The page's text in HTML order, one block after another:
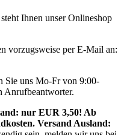
Ihnen unser Onlineshop
vorzugsweise per E-Mail an:
Sie uns Mo-Fr von 9:00-
Anrufbeantworter.
nur EUR 3,50! Ab
Versand Ausland: